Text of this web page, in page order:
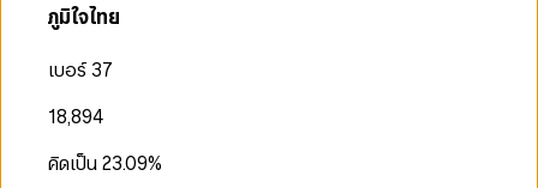
ภูมิใจไทย
เบอร์ 37
18,894
คิดเป็น23.09%